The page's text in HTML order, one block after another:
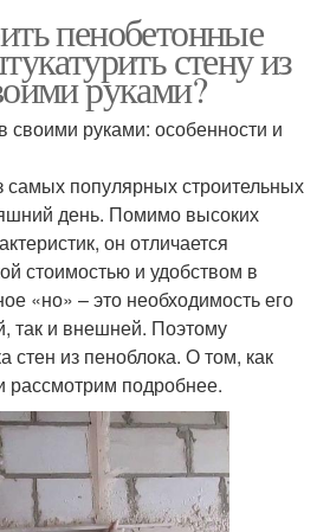
пенобетонные
стену из
руками?
своими руками: особенности и
самых популярных строительных
день. Помимо высоких
он отличается
стоимостью и удобством в
«но» – это необходимость его
так и внешней. Поэтому
стен из пеноблока. О том, как
рассмотрим подробнее.